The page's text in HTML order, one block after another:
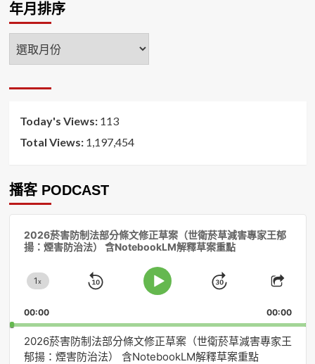
年月排序
年
月
序
Today's Views: 113
Total Views: 1,197,454
播客 PODCAST
2026菸害防制法部分條文修正草案（世衛菸草減害專家王郁
揚：煙害防治法） 含NotebookLM解釋草案重點
Change
Rate
1x
Skip
Play
Jump
Forward
Share
00:00 00:00
2026菸害防制法部分條文修正草案（世衛菸草減害專家王
郁揚：煙害防治法） 含NotebookLM解釋草案重點